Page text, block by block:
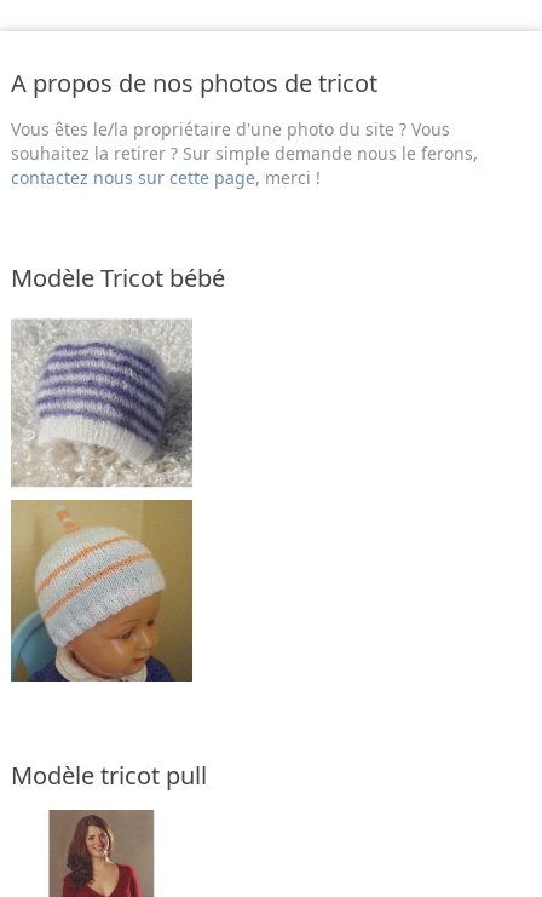
A propos de nos photos de tricot
Vous êtes le/la propriétaire d'une photo du site ? Vous
souhaitez la retirer ? Sur simple demande nous le ferons,
contactez nous sur cette page, merci !
Modèle Tricot bébé
Modèle tricot pull